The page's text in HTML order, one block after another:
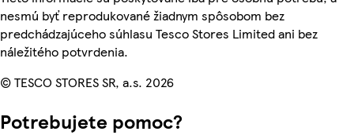
nesmú byť reprodukované žiadnym spôsobom bez
predchádzajúceho súhlasu Tesco Stores Limited ani bez
náležitého potvrdenia.
© TESCO STORES SR, a.s. 2026
Potrebujete pomoc?